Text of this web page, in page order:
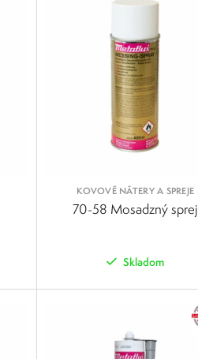
KOVOVÉ NÁTERY A SPREJE
70-58 Mosadzný sprej
Skladom